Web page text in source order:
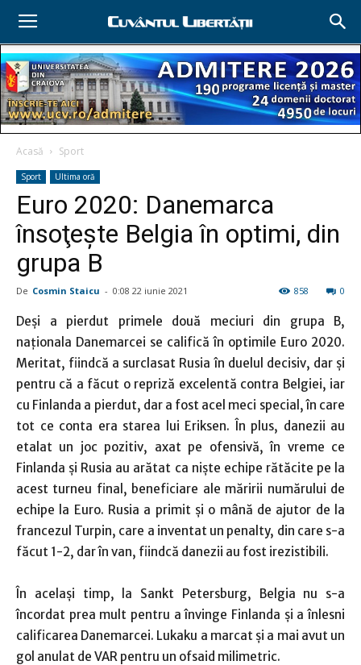
Acasă Sport
Sport Ultima oră
Euro 2020: Danemarca
însoţeşte Belgia în optimi, din
grupa B
De Cosmin Staicu - 0:08 22 iunie 2021 0
858
Deşi a pierdut primele două meciuri din grupa B,
naţionala Danemarcei se califică în optimile Euro 2020.
Meritat, fiindcă a surclasat Rusia în duelul decisiv, dar şi
pentru că a făcut o repriză excelentă contra Belgiei, iar
cu Finlanda a pierdut, dar a fost acel meci special, în care
tot ce conta era starea lui Eriksen. În plus, danezii au
etalat un joc pozitiv, axat pe ofensivă, în vreme ce
Finlanda şi Rusia au arătat ca nişte echipe rătăcite pe la
acest turneu final, beneficiare ale măririi numărului de
echipe la Euro. Rusia a primit şi o mână de ajutor de la
francezul Turpin, care a inventat un penalty, din care s-a
făcut 1-2, dar în van, fiindcă danezii au fost irezistibili.
În acelaşi timp, la Sankt Petersburg, Belgia nu s-a
încordat prea mult pentru a învinge Finlanda şi a înlesni
calificarea Danemarcei. Lukaku a marcat şi a mai avut un
gol anulat de VAR pentru un ofsaid milimetric.